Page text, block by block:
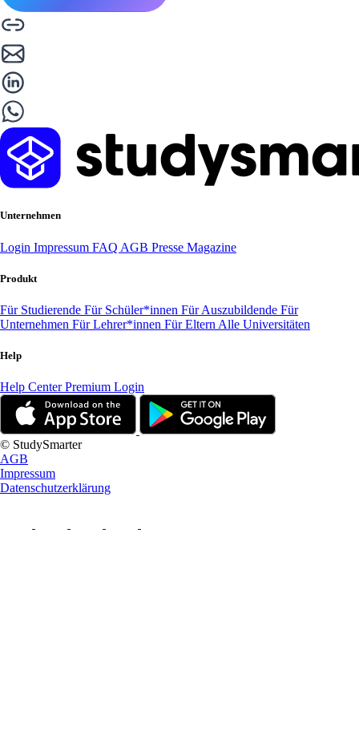
Unternehmen
Login Impressum FAQ AGB Presse Magazine
Produkt
Für Studierende Für Schüler*innen Für Auszubildende Für
Unternehmen Für Lehrer*innen Für Eltern Alle Universitäten
Help
Help CenterPremium Login
© StudySmarter
AGB
Impressum
Datenschutzerklärung